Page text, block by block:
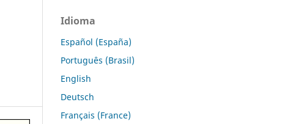
Idioma
Español (España)
Português (Brasil)
English
Deutsch
Français (France)